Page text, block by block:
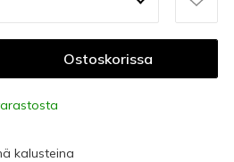
Ostoskorissa
kalusteina